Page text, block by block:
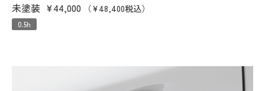
未塗装 ¥44,000 （¥48,400税込）
0.5h